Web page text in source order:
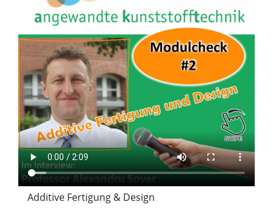
Additive Fertigung & Design